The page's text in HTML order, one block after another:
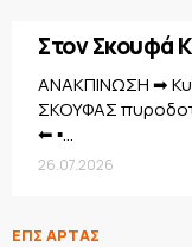
Στον Σκουφά
ΑΝΑΚΠΙΝΩΣΗ ➡
ΣΚΟΥΦΑΣ
⬅ ▪...
26.07.2026
ΕΠΣ ΑΡΤΑΣ